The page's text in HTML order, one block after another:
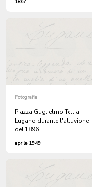
Salvatore. Belvédère du Parc.
1867
Fotografia
Piazza Guglielmo Tell a
Lugano durante l'alluvione
del 1896
aprile 1949